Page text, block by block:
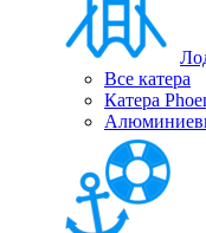
Все катера
Катера